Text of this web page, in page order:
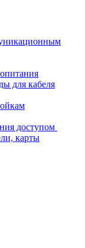
для кабеля
доступом
карты